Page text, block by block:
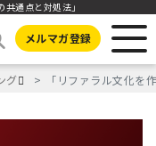
通点と対処法」
メルマガ登録
グ 「リファラル文化を